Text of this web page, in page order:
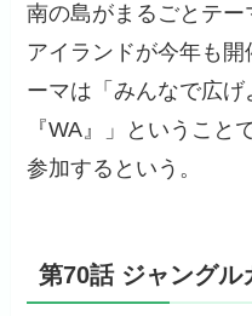
南の島がまるごとテ
アイランドが今年も
ーマは「みんなで広
『WA』」ということ
参加するという。
第70話 ジャングル